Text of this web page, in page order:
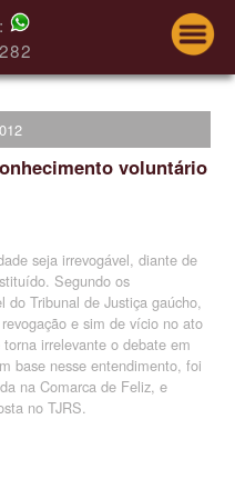
voluntário
seja irrevogável, diante de
Segundo os
do Tribunal de Justiça gaúcho,
e sim de vício no ato
irrelevante o debate em
base nesse entendimento, foi
na Comarca de Feliz, e
no TJRS.